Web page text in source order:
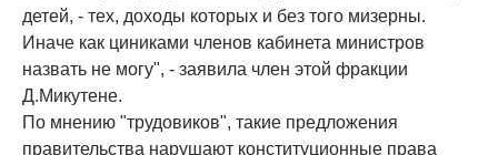
детей, - тех, доходы которых и без того мизерны.
Иначе как циниками членов кабинета министров
назвать не могу", - заявила член этой фракции
Д.Микутене.
По мнению "трудовиков", такие предложения
правительства нарушают конституционные права